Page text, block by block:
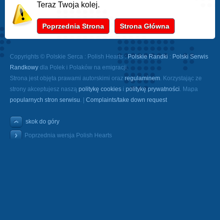
Teraz Twoja kolej.
Poprzednia Strona Strona Główna
Copyrights © Polskie Serca : Polish Hearts : Polskie Randki : Polski Serwis
Randkowy dla Polek i Polaków na emigracji.
Strona jest objęta prawami autorskimi oraz regulaminem. Korzystając ze
strony akceptujesz naszą politykę cookies i politykę prywatności. Mapa
popularnych stron serwisu. | Complaints/take down request
skok do góry
Poprzednia wersja Polish Hearts